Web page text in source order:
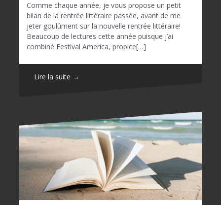
Comme chaque année, je vous propose un petit
bilan de la rentrée littéraire passée, avant de me
jeter goulûment sur la nouvelle rentrée littéraire!
Beaucoup de lectures cette année puisque j’ai
combiné Festival America, propice[…]
Lire la suite →